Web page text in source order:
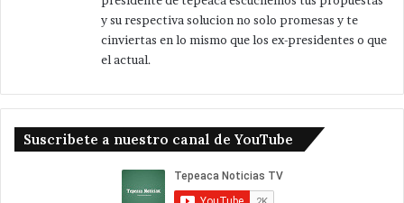
y su respectiva solucion no solo promesas y te
cinviertas en lo mismo que los ex-presidentes o que
el actual.
Suscribete a nuestro canal de YouTube